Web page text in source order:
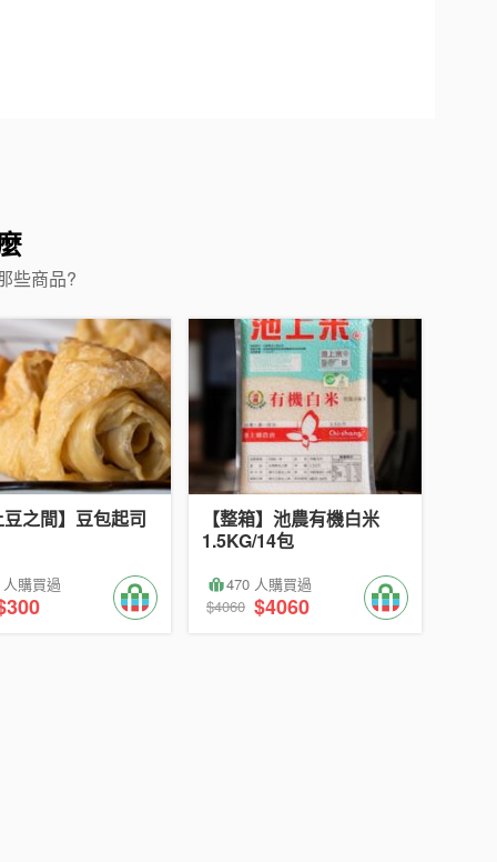
些商品?
之間】豆包起司
購買過
【整箱】池農有機白米
1.5KG/14包
470 人購買過
$4060 $4060